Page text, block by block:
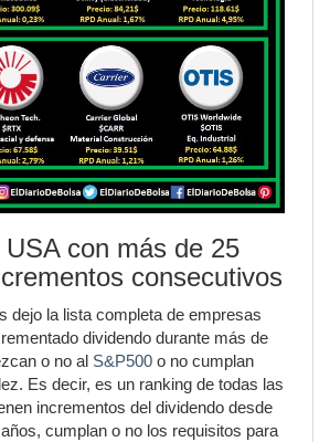
con más de 25
consecutivos
dejo la lista completa de empresas
dividendo durante más de
o no al S&P500 o no cumplan
Es decir, es un ranking de todas las
incrementos del dividendo desde
cumplan o no los requisitos para